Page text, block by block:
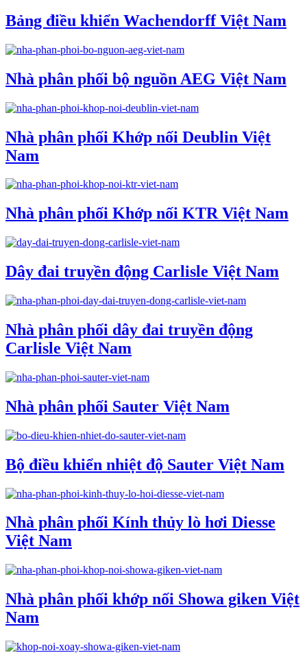
Bảng điều khiển Wachendorff Việt Nam
Nhà phân phối bộ nguồn AEG Việt Nam
Nhà phân phối Khớp nối Deublin Việt
Nam
Nhà phân phối Khớp nối KTR Việt Nam
Dây đai truyền động Carlisle Việt Nam
Nhà phân phối dây đai truyền động
Carlisle Việt Nam
Nhà phân phối Sauter Việt Nam
Bộ điều khiển nhiệt độ Sauter Việt Nam
Nhà phân phối Kính thủy lò hơi Diesse
Việt Nam
Nhà phân phối khớp nối Showa giken Việt
Nam